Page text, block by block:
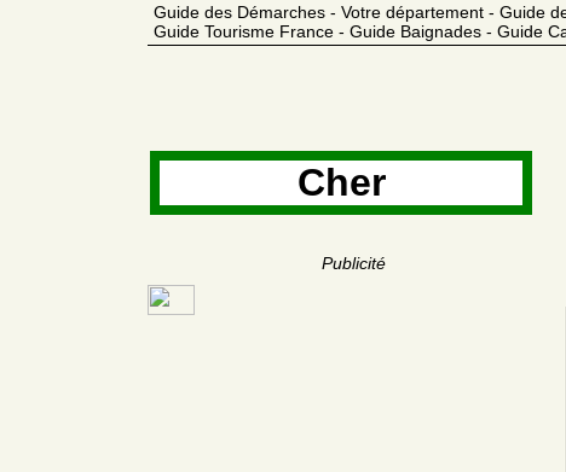
Guide des Démarches - Votre département - Guide
Guide Tourisme France - Guide Baignades - Guide
Cher
Publicité